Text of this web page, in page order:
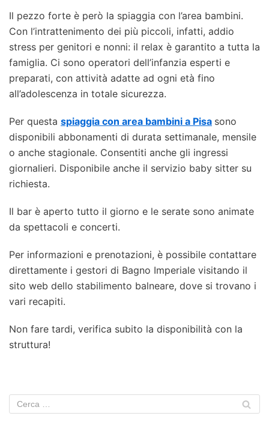
Il pezzo forte è però la spiaggia con l’area bambini.
Con l’intrattenimento dei più piccoli, infatti, addio
stress per genitori e nonni: il relax è garantito a tutta la
famiglia. Ci sono operatori dell’infanzia esperti e
preparati, con attività adatte ad ogni età fino
all’adolescenza in totale sicurezza.
Per questa spiaggia con area bambini a Pisa sono
disponibili abbonamenti di durata settimanale, mensile
o anche stagionale. Consentiti anche gli ingressi
giornalieri. Disponibile anche il servizio baby sitter su
richiesta.
Il bar è aperto tutto il giorno e le serate sono animate
da spettacoli e concerti.
Per informazioni e prenotazioni, è possibile contattare
direttamente i gestori di Bagno Imperiale visitando il
sito web dello stabilimento balneare, dove si trovano i
vari recapiti.
Non fare tardi, verifica subito la disponibilità con la
struttura!